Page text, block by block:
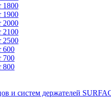
1800
1900
2000
2100
2500
600
700
800
и систем держателей